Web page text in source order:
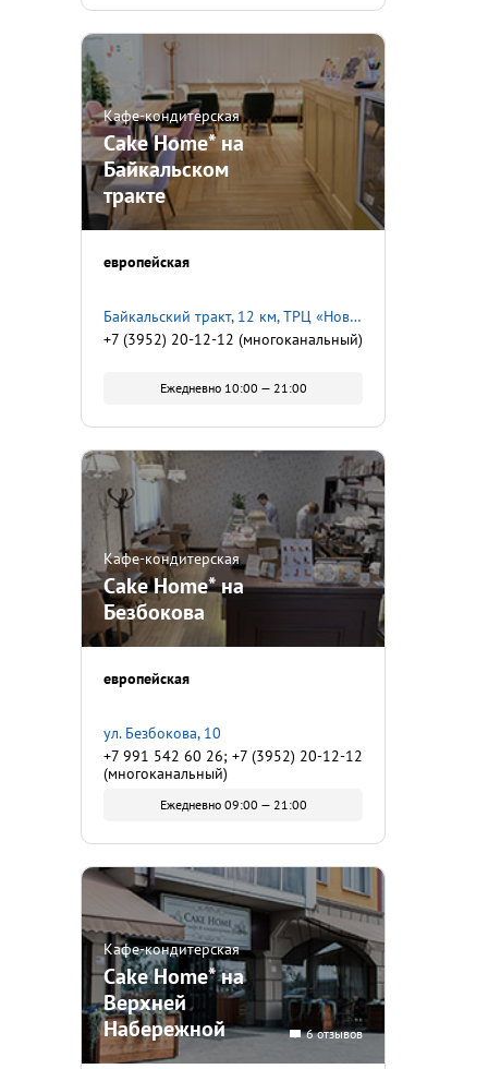
Кафе-кондитерская
Cake Home* на
Байкальском
тракте
европейская
Байкальский тракт, 12 км, ТРЦ «Новая Дача», 2 этаж
+7 (3952) 20-12-12 (многоканальный)
Ежедневно 10:00 — 21:00
Кафе-кондитерская
Cake Home* на
Безбокова
европейская
ул. Безбокова, 10
+7 991 542 60 26; +7 (3952) 20-12-12
(многоканальный)
Ежедневно 09:00 — 21:00
Кафе-кондитерская
Cake Home* на
Верхней
Набережной
6 отзывов